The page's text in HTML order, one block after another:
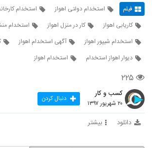
فیلم استخدام دولتی اهواز
استخدام
کاریابی اهواز
کار در منزل اهواز
استخدام
استخدام شیپور اهواز
آگهی استخدام اهواز
دیوار اهواز استخدام
استخدام اهواز
۲۲۵
کسب و کار
۲۰ شهریور ۱۳۹۷ دنبال کردن
دانلود بیشتر